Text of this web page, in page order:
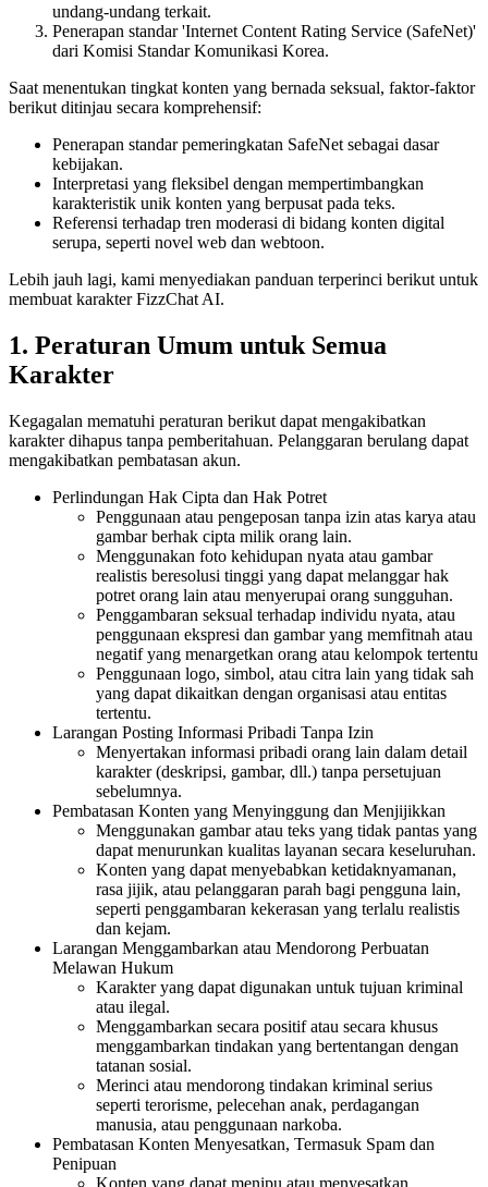
undang-undang terkait.
Penerapan standar 'Internet Content Rating Service (SafeNet)'
dari Komisi Standar Komunikasi Korea.
Saat menentukan tingkat konten yang bernada seksual, faktor-faktor
berikut ditinjau secara komprehensif:
Penerapan standar pemeringkatan SafeNet sebagai dasar
kebijakan.
Interpretasi yang fleksibel dengan mempertimbangkan
karakteristik unik konten yang berpusat pada teks.
Referensi terhadap tren moderasi di bidang konten digital
serupa, seperti novel web dan webtoon.
Lebih jauh lagi, kami menyediakan panduan terperinci berikut untuk
membuat karakter FizzChat AI.
1. Peraturan Umum untuk Semua
Karakter
Kegagalan mematuhi peraturan berikut dapat mengakibatkan
karakter dihapus tanpa pemberitahuan. Pelanggaran berulang dapat
mengakibatkan pembatasan akun.
Perlindungan Hak Cipta dan Hak Potret
Penggunaan atau pengeposan tanpa izin atas karya atau
gambar berhak cipta milik orang lain.
Menggunakan foto kehidupan nyata atau gambar
realistis beresolusi tinggi yang dapat melanggar hak
potret orang lain atau menyerupai orang sungguhan.
Penggambaran seksual terhadap individu nyata, atau
penggunaan ekspresi dan gambar yang memfitnah atau
negatif yang menargetkan orang atau kelompok tertentu
Penggunaan logo, simbol, atau citra lain yang tidak sah
yang dapat dikaitkan dengan organisasi atau entitas
tertentu.
Larangan Posting Informasi Pribadi Tanpa Izin
Menyertakan informasi pribadi orang lain dalam detail
karakter (deskripsi, gambar, dll.) tanpa persetujuan
sebelumnya.
Pembatasan Konten yang Menyinggung dan Menjijikkan
Menggunakan gambar atau teks yang tidak pantas yang
dapat menurunkan kualitas layanan secara keseluruhan.
Konten yang dapat menyebabkan ketidaknyamanan,
rasa jijik, atau pelanggaran parah bagi pengguna lain,
seperti penggambaran kekerasan yang terlalu realistis
dan kejam.
Larangan Menggambarkan atau Mendorong Perbuatan
Melawan Hukum
Karakter yang dapat digunakan untuk tujuan kriminal
atau ilegal.
Menggambarkan secara positif atau secara khusus
menggambarkan tindakan yang bertentangan dengan
tatanan sosial.
Merinci atau mendorong tindakan kriminal serius
seperti terorisme, pelecehan anak, perdagangan
manusia, atau penggunaan narkoba.
Pembatasan Konten Menyesatkan, Termasuk Spam dan
Penipuan
Konten yang dapat menipu atau menyesatkan